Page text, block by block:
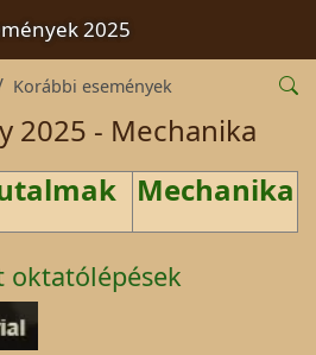
2025
Korábbi események
2025 - Mechanika
Mechanika
oktatólépések